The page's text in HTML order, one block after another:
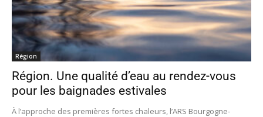
Région
Région. Une qualité d’eau au rendez-vous
pour les baignades estivales
À l’approche des premières fortes chaleurs, l’ARS Bourgogne-